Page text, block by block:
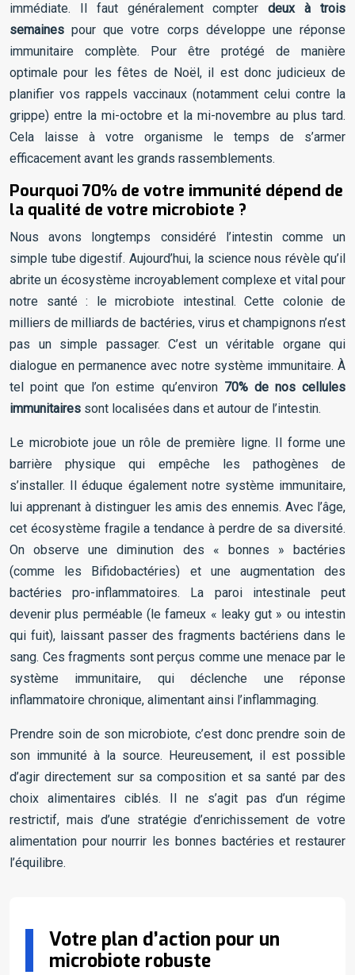
immédiate. Il faut généralement compterdeux à trois
semaines pour que votre corps développe une réponse
immunitaire complète. Pour être protégé de manière
optimale pour les fêtes de Noël, il est donc judicieux de
planifier vos rappels vaccinaux (notamment celui contre la
grippe) entre la mi-octobre et la mi-novembre au plus tard.
Cela laisse à votre organisme le temps de s’armer
efficacement avant les grands rassemblements.
Pourquoi 70% de votre immunité dépend de
la qualité de votre microbiote ?
Nous avons longtemps considéré l’intestin comme un
simple tube digestif. Aujourd’hui, la science nous révèle qu’il
abrite un écosystème incroyablement complexe et vital pour
notre santé : le microbiote intestinal. Cette colonie de
milliers de milliards de bactéries, virus et champignons n’est
pas un simple passager. C’est un véritable organe qui
dialogue en permanence avec notre système immunitaire. À
tel point que l’on estime qu’environ 70% de nos cellules
immunitaires sont localisées dans et autour de l’intestin.
Le microbiote joue un rôle de première ligne. Il forme une
barrière physique qui empêche les pathogènes de
s’installer. Il éduque également notre système immunitaire,
lui apprenant à distinguer les amis des ennemis. Avec l’âge,
cet écosystème fragile a tendance à perdre de sa diversité.
On observe une diminution des « bonnes » bactéries
(comme les Bifidobactéries) et une augmentation des
bactéries pro-inflammatoires. La paroi intestinale peut
devenir plus perméable (le fameux « leaky gut » ou intestin
qui fuit), laissant passer des fragments bactériens dans le
sang. Ces fragments sont perçus comme une menace par le
système immunitaire, qui déclenche une réponse
inflammatoire chronique, alimentant ainsi l’inflammaging.
Prendre soin de son microbiote, c’est donc prendre soin de
son immunité à la source. Heureusement, il est possible
d’agir directement sur sa composition et sa santé par des
choix alimentaires ciblés. Il ne s’agit pas d’un régime
restrictif, mais d’une stratégie d’enrichissement de votre
alimentation pour nourrir les bonnes bactéries et restaurer
l’équilibre.
Votre plan d’action pour un
microbiote robuste